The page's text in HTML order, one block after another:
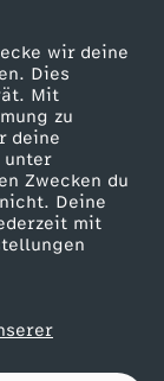
wir deine
Dies
Mit
zu
deine
unter
Zwecken du
Deine
mit